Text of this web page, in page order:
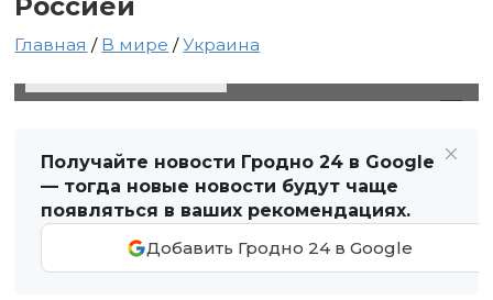
Главная / В мире /Украина
Получайте новости Гродно 24 в Google
— тогда новые новости будут чаще
появляться в ваших рекомендациях.
Добавить Гродно 24 в Google